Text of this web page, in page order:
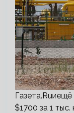
$1700 за 1